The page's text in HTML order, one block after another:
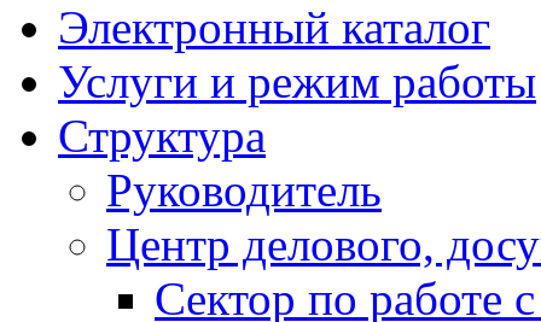
Электронный каталог
Услуги и режим работы
Структура
Руководитель
Центр делового,
Сектор по работе